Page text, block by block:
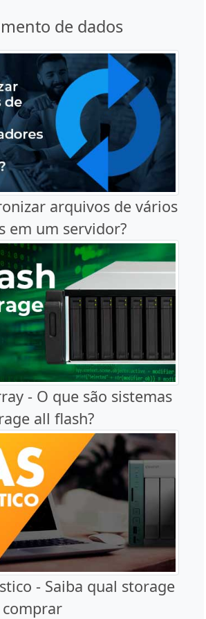
de dados
arquivos de vários
em um servidor?
- O que são sistemas
all flash?
- Saiba qual storage